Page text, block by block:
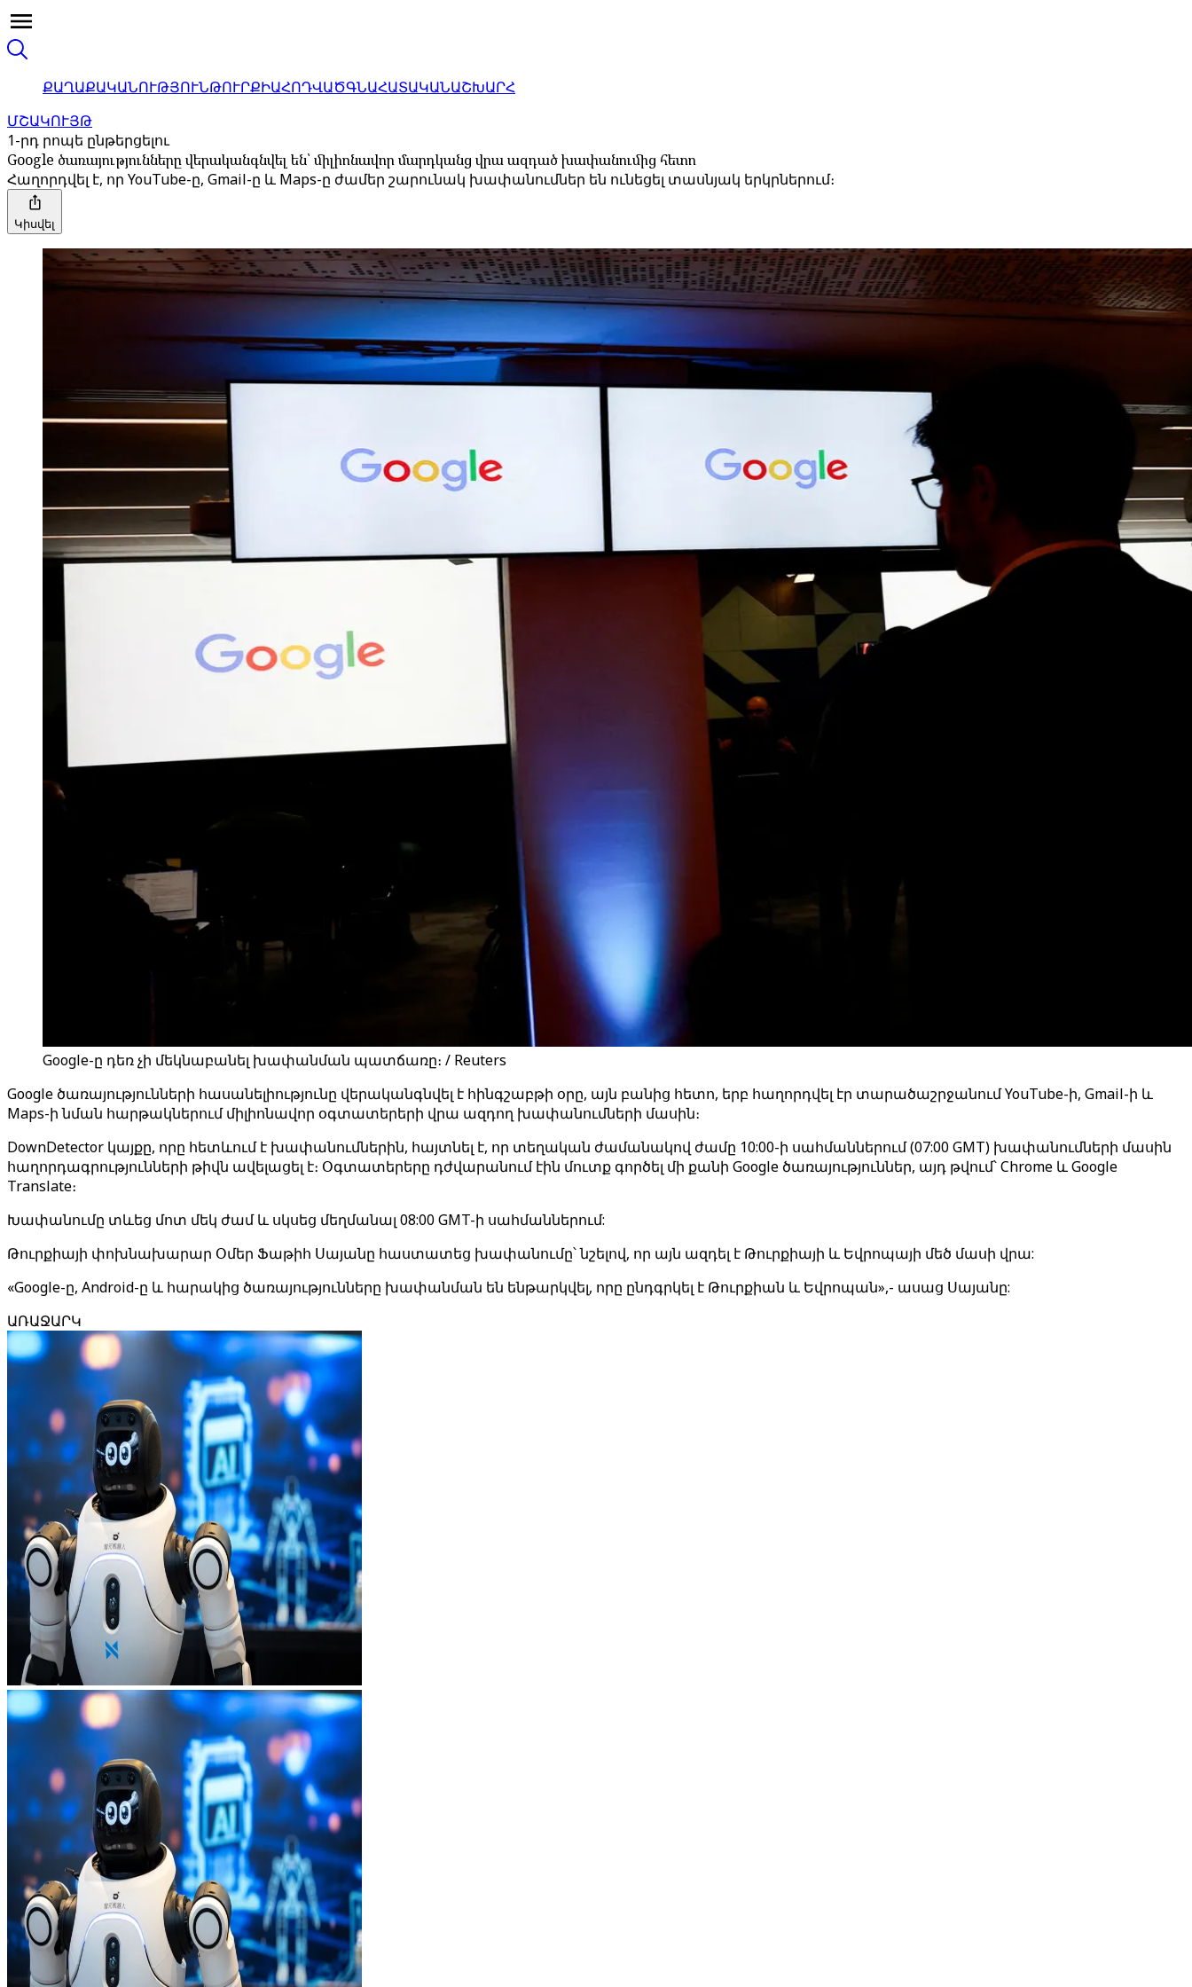
ՔԱՂԱՔԱԿԱՆՈՒԹՅՈՒՆԹՈՒՐՔԻԱՀՈԴՎԱԾԳՆԱՀԱՏԱԿԱՆԱՇԽԱՐՀ
ՄՇԱԿՈՒՅԹ
1-րդ րոպե ընթերցելու
Google ծառայությունները վերականգնվել են՝ միլիոնավոր մարդկանց վրա ազդած խափանումից հետո
Հաղորդվել է, որ YouTube-ը, Gmail-ը և Maps-ը ժամեր շարունակ խափանումներ են ունեցել տասնյակ երկրներում։
Կիսվել
Google-ը դեռ չի մեկնաբանել խափանման պատճառը։ / Reuters
Google ծառայությունների հասանելիությունը վերականգնվել է հինգշաբթի օրը, այն բանից հետո, երբ հաղորդվել էր տարածաշրջանում YouTube-ի, Gmail-ի և
Maps-ի նման հարթակներում միլիոնավոր օգտատերերի վրա ազդող խափանումների մասին։
DownDetector կայքը, որը հետևում է խափանումներին, հայտնել է, որ տեղական ժամանակով ժամը 10:00-ի սահմաններում (07:00 GMT) խափանումների մասին
հաղորդագրությունների թիվն ավելացել է։ Օգտատերերը դժվարանում էին մուտք գործել մի քանի Google ծառայություններ, այդ թվում՝ Chrome և Google
Translate։
Խափանումը տևեց մոտ մեկ ժամ և սկսեց մեղմանալ 08:00 GMT-ի սահմաններում:
Թուրքիայի փոխնախարար Օմեր Ֆաթիհ Սայանը հաստատեց խափանումը՝ նշելով, որ այն ազդել է Թուրքիայի և Եվրոպայի մեծ մասի վրա:
«Google-ը, Android-ը և հարակից ծառայությունները խափանման են ենթարկվել, որը ընդգրկել է Թուրքիան և Եվրոպան»,- ասաց Սայանը:
ԱՌԱՋԱՐԿ